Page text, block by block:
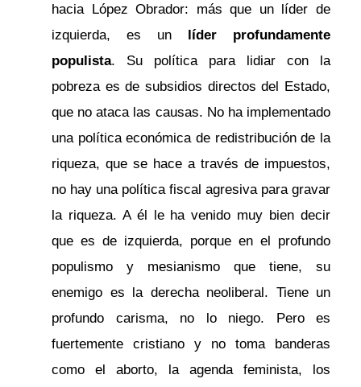
hacia López Obrador: más que un líder de
izquierda, es un líder profundamente
populista. Su política para lidiar con la
pobreza es de subsidios directos del Estado,
que no ataca las causas. No ha implementado
una política económica de redistribución de la
riqueza, que se hace a través de impuestos,
no hay una política fiscal agresiva para gravar
la riqueza. A él le ha venido muy bien decir
que es de izquierda, porque en el profundo
populismo y mesianismo que tiene, su
enemigo es la derecha neoliberal. Tiene un
profundo carisma, no lo niego. Pero es
fuertemente cristiano y no toma banderas
como el aborto, la agenda feminista, los